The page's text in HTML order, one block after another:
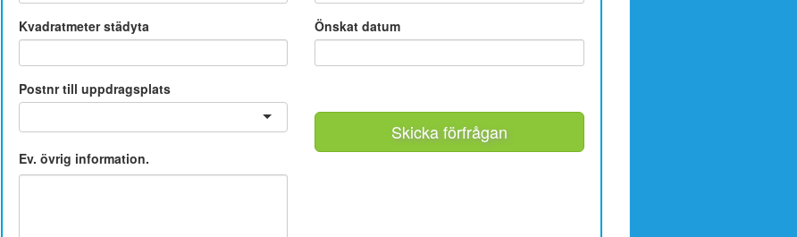
Kvadratmeter städyta Önskat datum
Postnr till uppdragsplats
Ev. övrig information.
Skicka förfrågan